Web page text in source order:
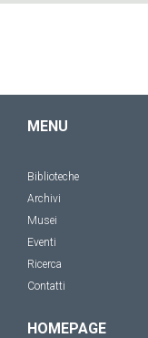
MENU
Biblioteche
Archivi
Musei
Eventi
Ricerca
Contatti
HOMEPAGE